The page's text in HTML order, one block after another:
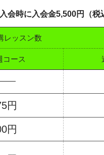
入会時に入会金5,500円（税
レッスン数
コース
円
円